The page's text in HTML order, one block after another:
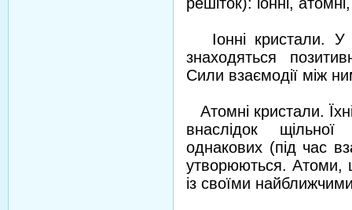
Іонні кристали. У
знаходяться
Сили взаємодії між
Атомні кристали.
внаслідок
однакових (під час
утворюються. Атоми,
із своїми